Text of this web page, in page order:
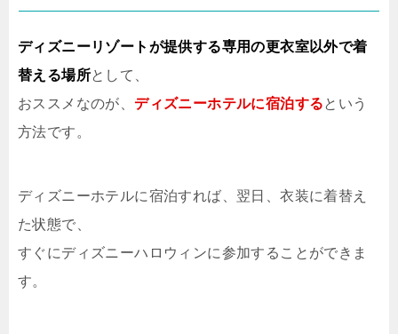
ディズニーリゾートが提供する専用の更衣室以外で着
替える場所として、
おススメなのが、ディズニーホテルに宿泊するという
方法です。
ディズニーホテルに宿泊すれば、翌日、衣装に着替え
た状態で、
すぐにディズニーハロウィンに参加することができま
す。